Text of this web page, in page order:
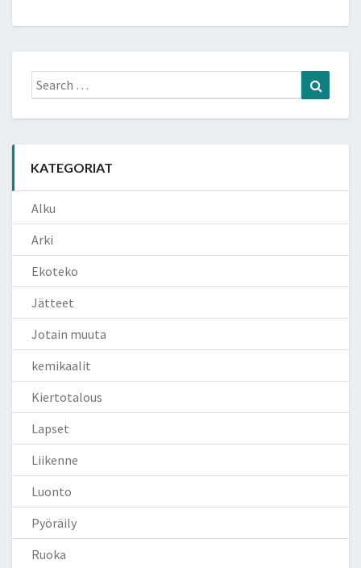
Search
for:
KATEGORIAT
Alku
Arki
Ekoteko
Jätteet
Jotain muuta
kemikaalit
Kiertotalous
Lapset
Liikenne
Luonto
Pyöräily
Ruoka